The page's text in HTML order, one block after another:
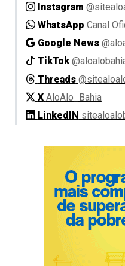
Instagram
WhatsApp Canal
Google News
TikTok
Threads
X AloAlo_Bahia
LinkedIN